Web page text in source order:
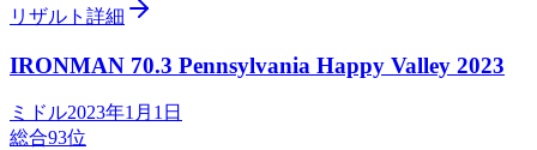
リザルト詳細
IRONMAN 70.3 Pennsylvania Happy Valley 2023
ミドル2023年1月1日
総合93位